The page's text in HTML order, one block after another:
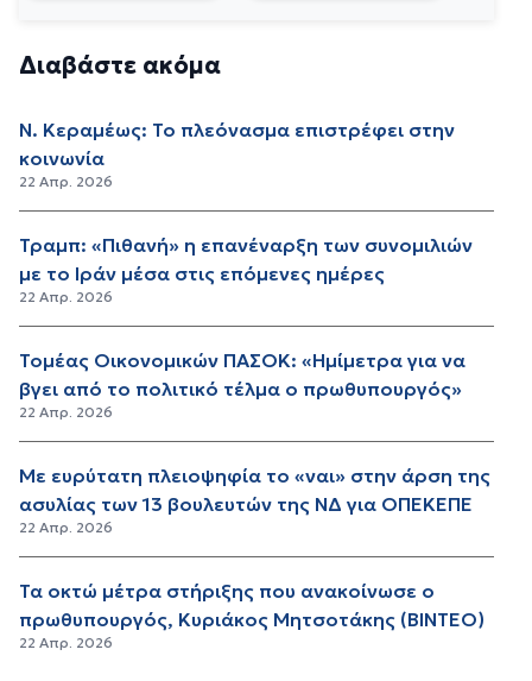
Διαβάστε ακόμα
Ν. Κεραμέως: Το πλεόνασμα επιστρέφει στην
κοινωνία
22 Απρ. 2026
Τραμπ: «Πιθανή» η επανέναρξη των συνομιλιών
με το Ιράν μέσα στις επόμενες ημέρες
22 Απρ. 2026
Τομέας Οικονομικών ΠΑΣΟΚ: «Ημίμετρα για να
βγει από το πολιτικό τέλμα ο πρωθυπουργός»
22 Απρ. 2026
Με ευρύτατη πλειοψηφία το «ναι» στην άρση της
ασυλίας των 13 βουλευτών της ΝΔ για ΟΠΕΚΕΠΕ
22 Απρ. 2026
Τα οκτώ μέτρα στήριξης που ανακοίνωσε ο
πρωθυπουργός, Κυριάκος Μητσοτάκης (ΒΙΝΤΕΟ)
22 Απρ. 2026